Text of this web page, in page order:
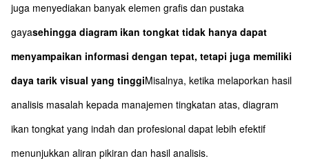
juga menyediakan banyak elemen grafis dan pustaka
gayasehingga diagram ikan tongkat tidak hanya dapat
menyampaikan informasi dengan tepat, tetapi juga memiliki
daya tarik visual yang tinggiMisalnya, ketika melaporkan hasil
analisis masalah kepada manajemen tingkatan atas, diagram
ikan tongkat yang indah dan profesional dapat lebih efektif
menunjukkan aliran pikiran dan hasil analisis.